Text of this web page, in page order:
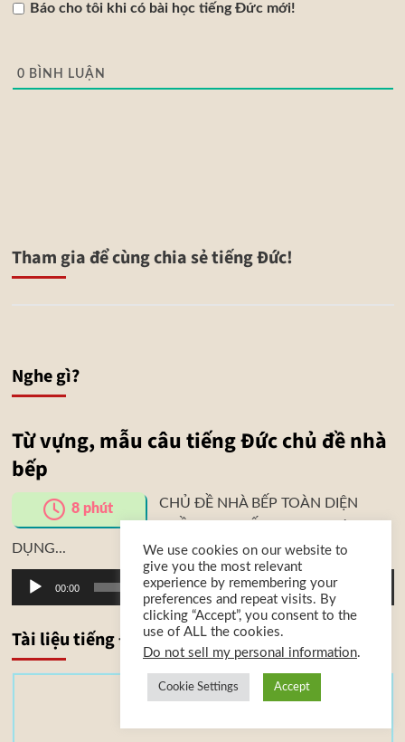
Báo cho tôi khi có bài học tiếng Đức mới!
0 BÌNH LUẬN
Tham gia để cùng chia sẻ tiếng Đức!
Nghe gì?
Từ vựng, mẫu câu tiếng Đức chủ đề nhà
bếp
8 phút
CHỦ ĐỀ NHÀ BẾP TOÀN DIỆN
DỤNG...
Trình
thanh
00:00
Tài liệu tiếng Đức
T
We use cookies on our website to
give you the most relevant
experience by remembering your
preferences and repeat visits. By
clicking “Accept”, you consent to the
use of ALL the cookies.
Do not sell my personal information.
Cookie Settings Accept